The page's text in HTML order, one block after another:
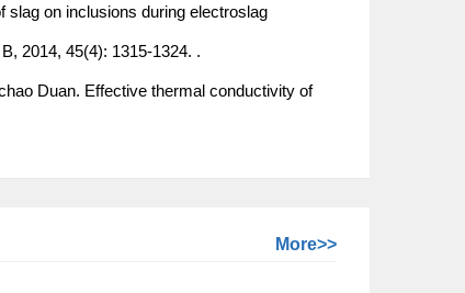
slag on inclusions during electroslag
2014, 45(4): 1315-1324. .
Duan. Effective thermal conductivity of
More>>